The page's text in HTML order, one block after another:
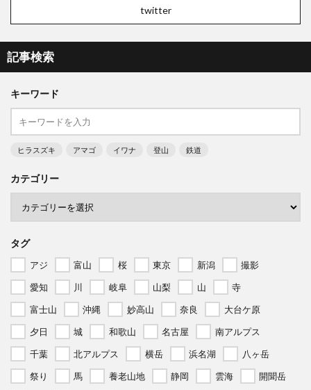
twitter
記事検索
キーワード
ヒラスズキ アマゴ イワナ 登山 鉄道
カテゴリー
タグ
アジ 富山 桜 東京 新潟
撮影
愛知
川 岐阜 山梨 山
寺
富士山
沖縄 妙高山 奈良
大台ケ原
夕日
城 和歌山 名古屋
南アルプス
千葉
北アルプス 横岳 浜名湖
八ヶ岳
祭り
馬 養老山地 静岡 雲海
開聞岳